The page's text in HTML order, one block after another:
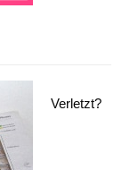
Verletzt?